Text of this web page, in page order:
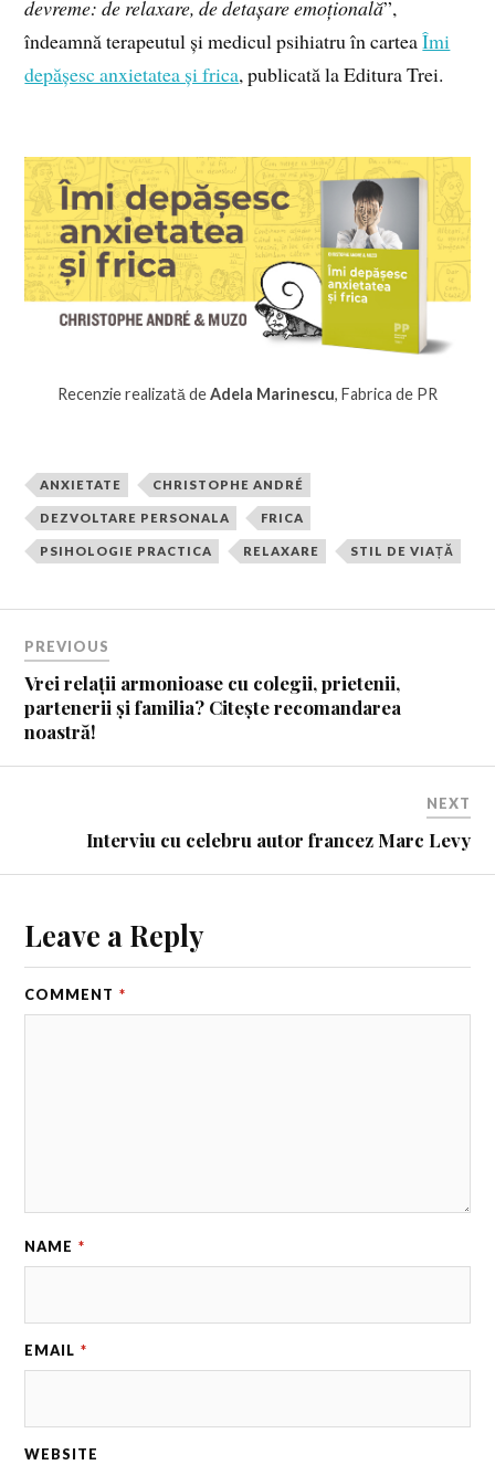
devreme: de relaxare, de detașare emoțională”,
îndeamnă terapeutul și medicul psihiatru în carteaÎmi
depășesc anxietatea și frica, publicată la Editura Trei.
Recenzie realizată deAdela Marinescu, Fabrica de PR
ANXIETATE CHRISTOPHE ANDRÉ
DEZVOLTARE PERSONALA FRICA
PSIHOLOGIE PRACTICA RELAXARE STIL DE VIAȚĂ
PREVIOUS
Vrei relații armonioase cu colegii, prietenii,
partenerii și familia? Citește recomandarea
noastră!
NEXT
Interviu cu celebru autor francez Marc Levy
Leave a Reply
COMMENT *
NAME *
EMAIL *
WEBSITE